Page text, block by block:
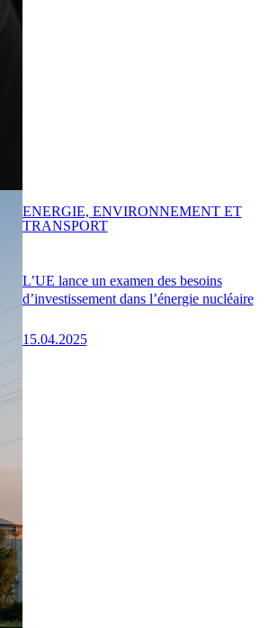
L’UE lance un examen des besoins
d’investissement dans l’énergie nucléaire
15.04.2025
ENERGIE, ENVIRONNEMENT ET
TRANSPORT